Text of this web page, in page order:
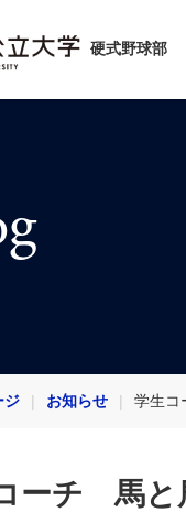
硬式野球部
ジ お知らせ 学生
ーチ 馬と